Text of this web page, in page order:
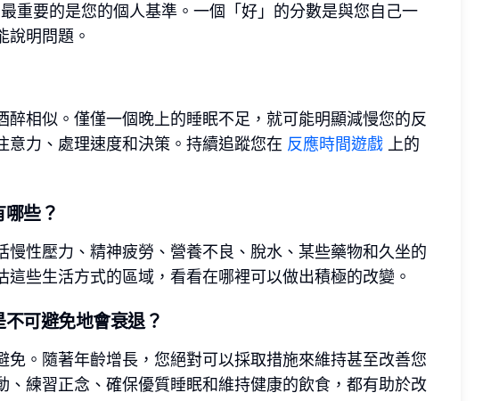
重要的是您的個人基準。一個「好」的分數是與您自己一
說明問題。
相似。僅僅一個晚上的睡眠不足，就可能明顯減慢您的反
意力、處理速度和決策。持續追蹤您在 反應時間遊戲 上的
些？
性壓力、精神疲勞、營養不良、脫水、某些藥物和久坐的
些生活方式的區域，看看在哪裡可以做出積極的改變。
可避免地會衰退？
。隨著年齡增長，您絕對可以採取措施來維持甚至改善您
練習正念、確保優質睡眠和維持健康的飲食，都有助於改